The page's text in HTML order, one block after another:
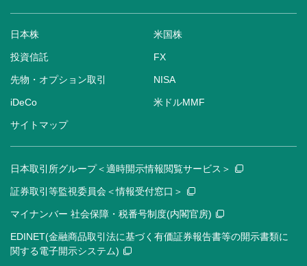
日本株 米国株
投資信託 FX
先物・オプション取引 NISA
iDeCo 米ドルMMF
サイトマップ
日本取引所グループ＜適時開示情報閲覧サービス＞
証券取引等監視委員会＜情報受付窓口＞
マイナンバー 社会保障・税番号制度(内閣官房)
EDINET(金融商品取引法に基づく有価証券報告書等の開示書類に
関する電子開示システム)